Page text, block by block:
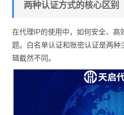
两种认证方式的核心区别
在代理IP的使用中，如何安全、高
题。白名单认证和账密认证是两种
辑截然不同。